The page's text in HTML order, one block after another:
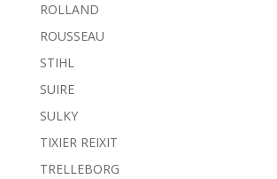
ROLLAND
ROUSSEAU
STIHL
SUIRE
SULKY
TIXIER REIXIT
TRELLEBORG